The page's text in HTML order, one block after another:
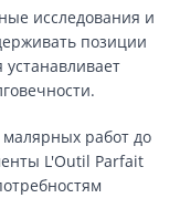
исследования и
позиции
работ до
L'Outil Parfait